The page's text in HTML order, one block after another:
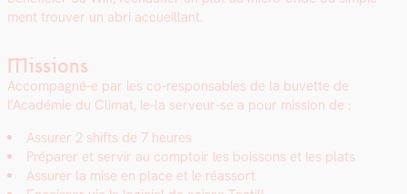
ment trou­ver un abri accueil­lant.
Missions
Accompagné‑e par les co-respon­s­ables de la buvette de
l’Académie du Cli­mat, le-la serveur-se a pour mis­sion de :
Assur­er 2 shifts de 7 heures
Pré­par­er et servir au comp­toir les bois­sons et les plats
Assur­er la mise en place et le réas­sort